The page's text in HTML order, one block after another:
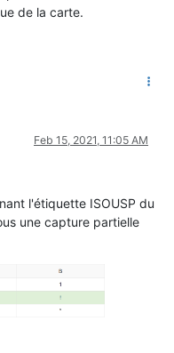
de la carte.
Feb 15, 2021, 11:05 AM
l'étiquette ISOUSP du
une capture partielle